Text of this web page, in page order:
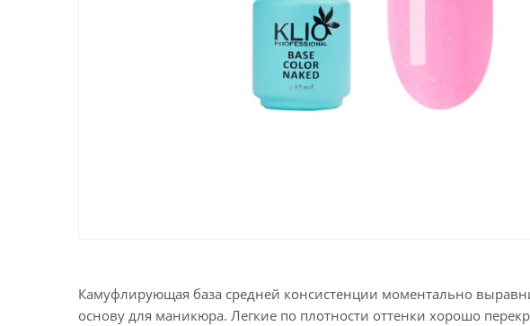
Камуфлирующая база средней консистенции моментально
основу для маникюра. Легкие по плотности оттенки хорошо